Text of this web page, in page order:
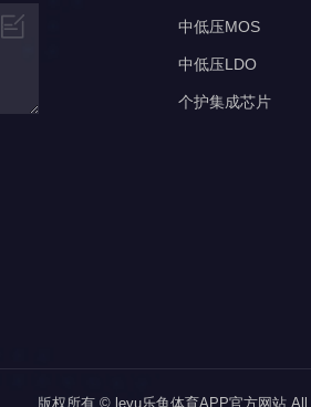
中低压MOS
中低压LDO
个护集成芯片
版权所有 © leyu乐鱼体育APP官方网站 All